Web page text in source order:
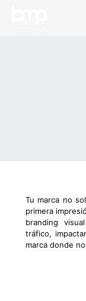
Tu marca no
primera
branding
tráfico,
marca donde